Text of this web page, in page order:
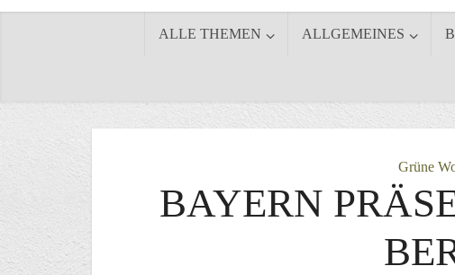
ALLE THEMEN ALLGEMEINES
Grüne
BAYERN